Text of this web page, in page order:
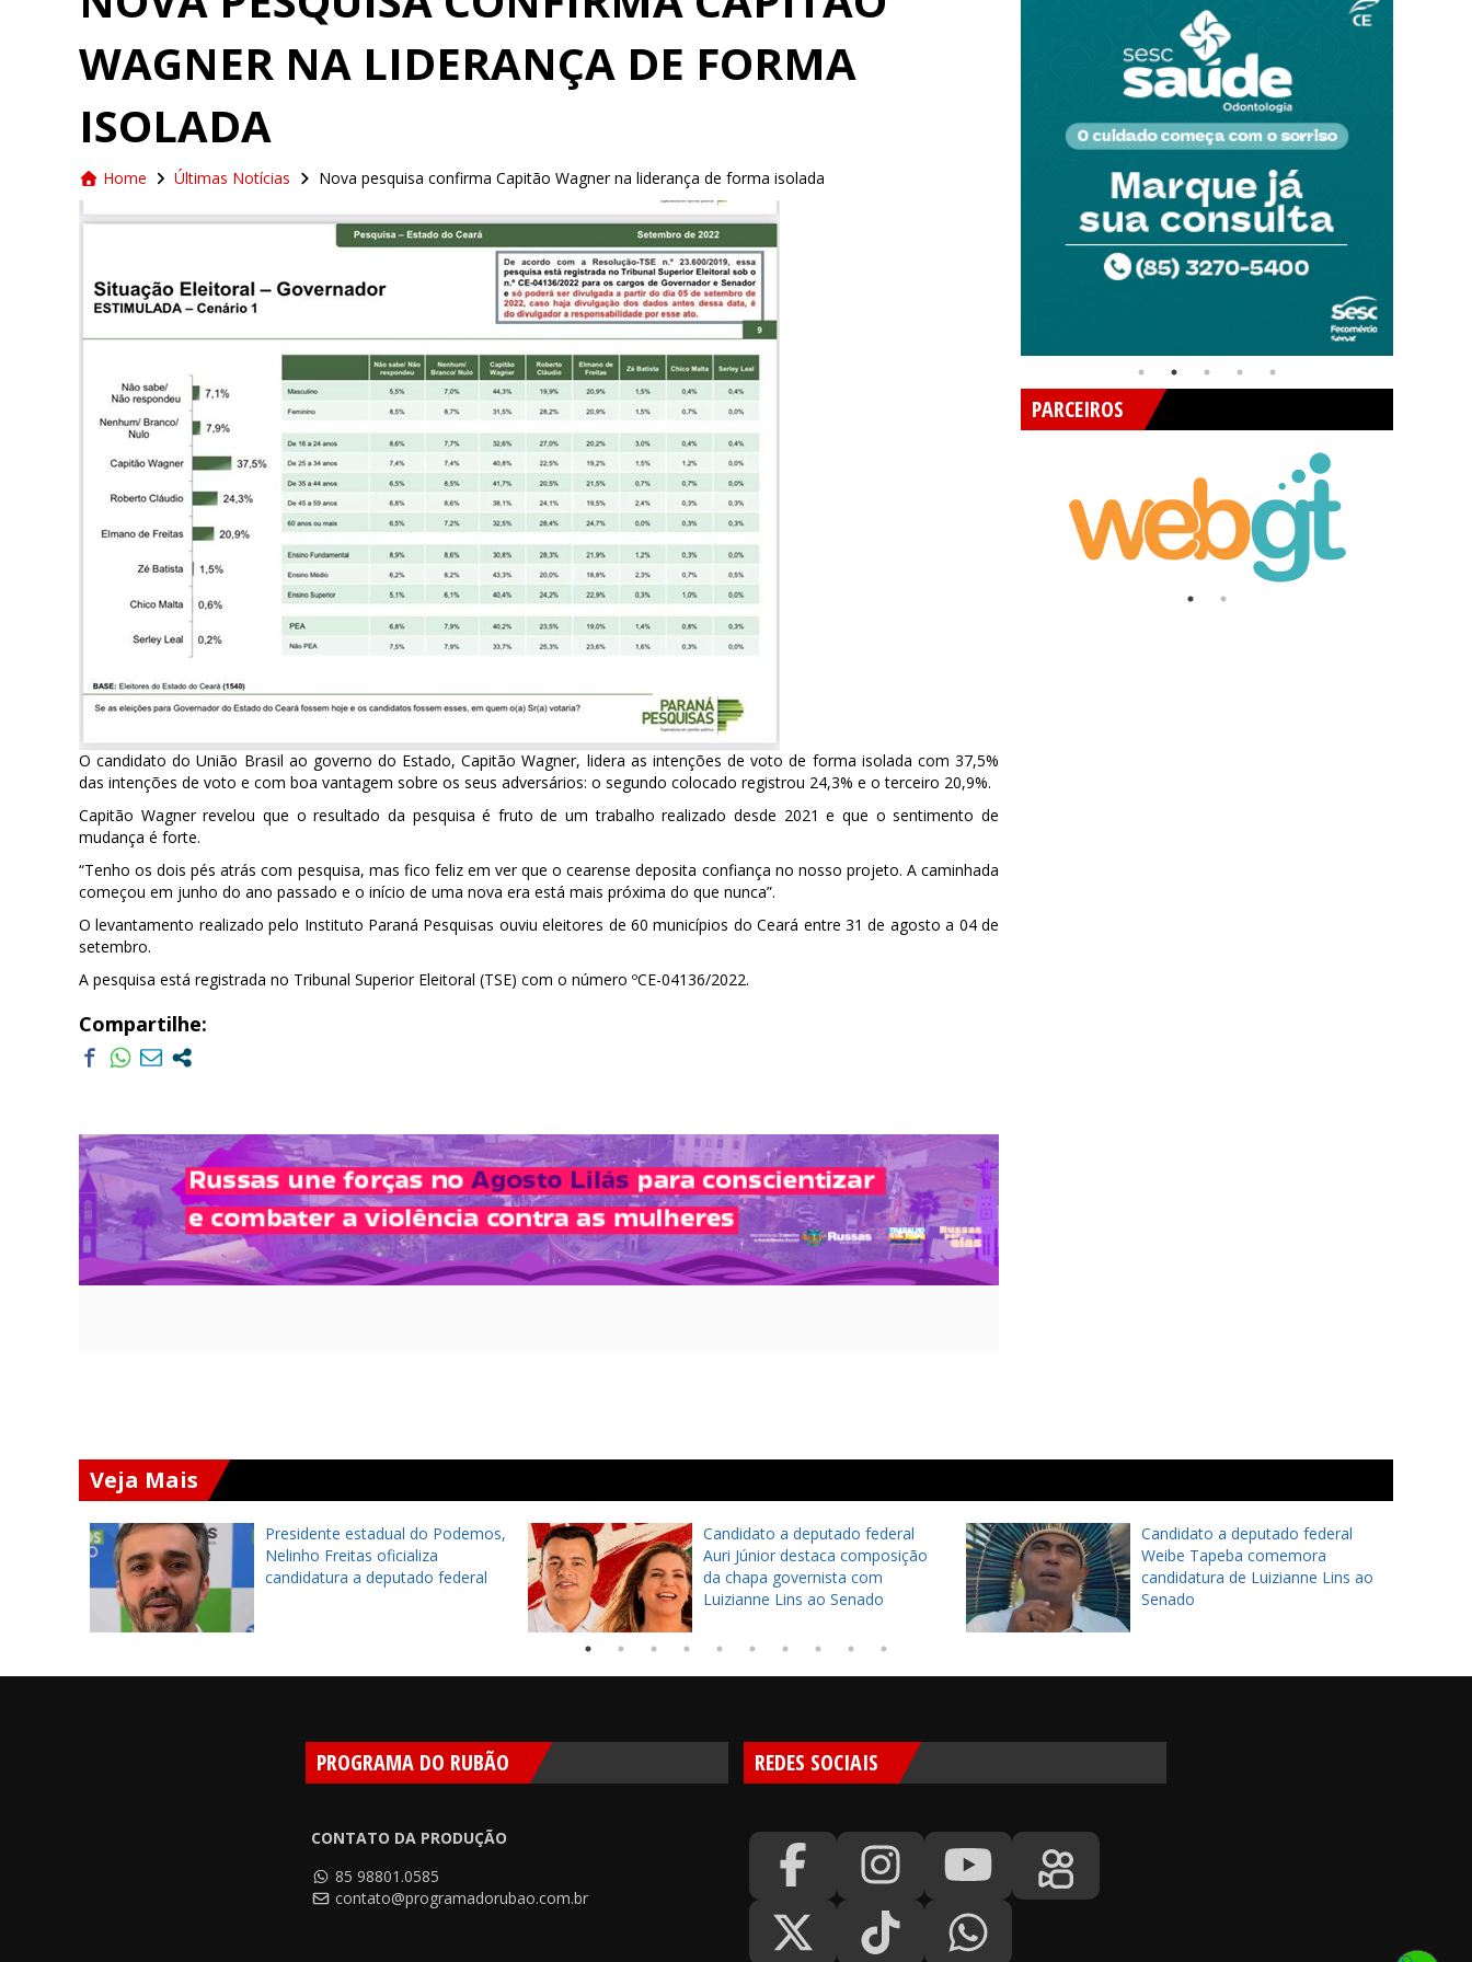
WAGNER NA LIDERANÇA DE FORMA
ISOLADA
Home Últimas Notícias Nova pesquisa confirma Capitão Wagner na liderança de forma isolada
O candidato do União Brasil ao governo do Estado, Capitão Wagner, lidera as intenções de voto de forma isolada com 37,5%
das intenções de voto e com boa vantagem sobre os seus adversários: o segundo colocado registrou 24,3% e o terceiro 20,9%.
Capitão Wagner revelou que o resultado da pesquisa é fruto de um trabalho realizado desde 2021 e que o sentimento de
mudança é forte.
“Tenho os dois pés atrás com pesquisa, mas fico feliz em ver que o cearense deposita confiança no nosso projeto. A caminhada
começou em junho do ano passado e o início de uma nova era está mais próxima do que nunca”.
O levantamento realizado pelo Instituto Paraná Pesquisas ouviu eleitores de 60 municípios do Ceará entre 31 de agosto a 04 de
setembro.
A pesquisa está registrada no Tribunal Superior Eleitoral (TSE) com o número ºCE-04136/2022.
Compartilhe:
PARCEIROS
Veja Mais
Presidente estadual do Podemos,
Nelinho Freitas oficializa
candidatura a deputado federal
Candidato a deputado federal
Auri Júnior destaca composição
da chapa governista com
Luizianne Lins ao Senado
Candidato a deputado federal
Weibe Tapeba comemora
candidatura de Luizianne Lins ao
Senado
PROGRAMA DO RUBÃO
CONTATO DA PRODUÇÃO
85 98801.0585
contato@programadorubao.com.br
REDES SOCIAIS